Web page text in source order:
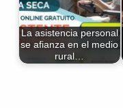
La asistencia personal
se afianza en el medio
rural…